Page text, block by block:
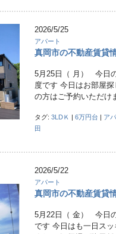
2026/5/25
アパート
真岡市の不動産賃
5月25日（ 月） 今日
度です 今日はお部屋
の方はご予約いただ
タグ:3LDＫ |6万円台 | ア
田
2026/5/22
アパート
真岡市の不動産賃
5月22日（ 金） 今日
です 今日はも一日ス